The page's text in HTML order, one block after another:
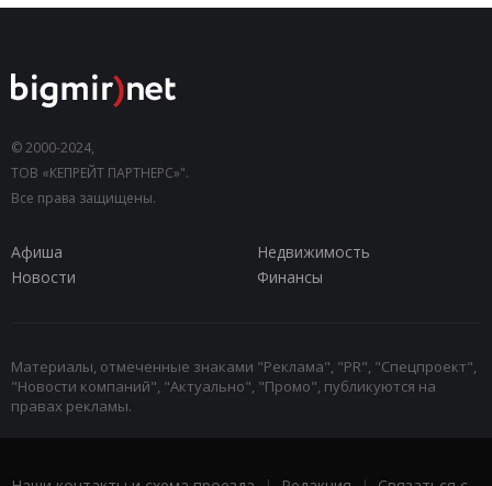
© 2000-2024,
ТОВ «КЕПРЕЙТ ПАРТНЕРС»".
Все права защищены.
Афиша
Недвижимость
Новости
Финансы
Материалы, отмеченные знаками "Реклама", "PR", "Спецпроект",
"Новости компаний", "Актуально", "Промо", публикуются на
правах рекламы.